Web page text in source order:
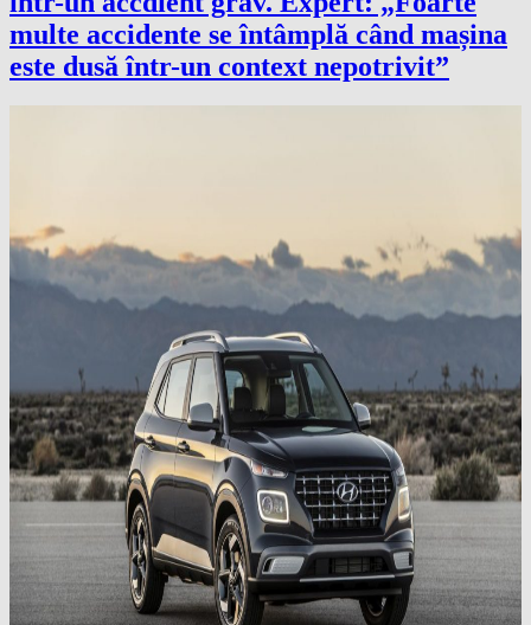
multe accidente se întâmplă când mașina
este dusă într-un context nepotrivit”